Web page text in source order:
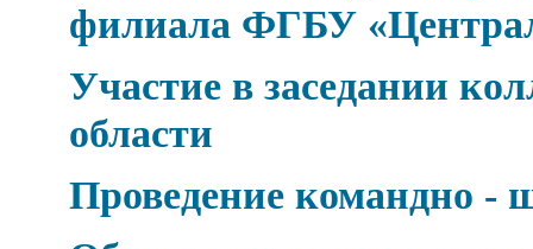
филиала ФГБУ
Участие в заседании
области
Проведение командно -